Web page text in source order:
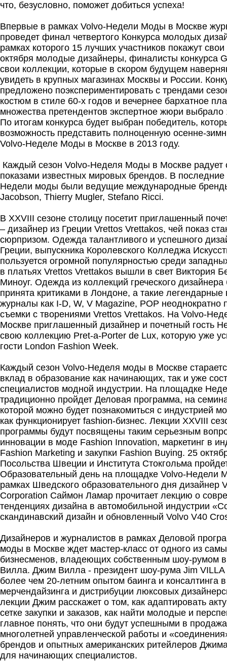
что, безусловно, поможет добиться успеха!
Впервые в рамках Volvo-Недели Моды в Москве
проведет финал четвертого Конкурса молодых
рамках которого 15 лучших участников покажут
октября молодые дизайнеры, финалисты конкурса
свои коллекции, которые в скором будущем
увидеть в крупных магазинах Москвы и России.
предложено поэкспериментировать с трендами
костюм в стиле 60-х годов и вечернее бархатное
множества претендентов экспертное жюри
По итогам конкурса будет выбран победитель,
возможность представить полноценную осенне-
Volvo-Неделе Моды в Москве в 2013 году.
Каждый сезон Volvo-Неделя Моды в Москве радует
показами известных мировых брендов. В последние
Недели моды были ведущие международные
Jacobson, Thierry Mugler, Stefano Ricci.
В XXVIII сезоне столицу посетит приглашенный
– дизайнер из Греции Vrettos Vrettakos, чей показ
сюрпризом. Одежда талантливого и успешного
Греции, выпускника Королевского Колледжа
пользуется огромной популярностью среди
в платьях Vrettos Vrettakos вышли в свет Виктория
Миноуг. Одежда из коллекций греческого
принята критиками в Лондоне, а такие
журналы как I-D, W, V Magazine, POP неоднократно
съемки с творениями Vrettos Vrettakos. На Volvo-
Москве приглашенный дизайнер и почетный гость
свою коллекцию Pret-a-Porter de Lux, которую уже
гости London Fashion Week.
Каждый сезон Volvo-Неделя моды в Москве
вклад в образование как начинающих, так и уже
специалистов модной индустрии. На площадке
традиционно пройдет Деловая программа, на
которой можно будет познакомиться с индустрией
как функционирует fashion-бизнес. Лекции XXVIII
программы будут посвящены таким серьезным
инновации в моде Fashion Innovation, маркетинг в
Fashion Marketing и закупки Fashion Buying. 25
Посольства Швеции и Института Стокгольма
Образовательный день на площадке Volvo-Недели
рамках Шведского образовательного дня дизайнер
Corporation Саймон Ламар прочитает лекцию о
тенденциях дизайна в автомобильной индустрии
скандинавский дизайн и обновленный Volvo V40
Дизайнеров и журналистов в рамках Деловой
моды в Москве ждет мастер-класс от одного из
бизнесменов, владеющих собственным шоу-
Вилла. Джим Вилла - президент шоу-рума Jim VILLA
более чем 20-летним опытом баинга и консалтинга
мерчендайзинга и дистрибуции люксовых
лекции Джим расскажет о том, как адаптировать
сетке закупки и заказов, как найти молодые и
главное понять, что они будут успешными в
многолетней управленческой работы и
брендов и опытных американских ритейлеров
для начинающих специалистов.